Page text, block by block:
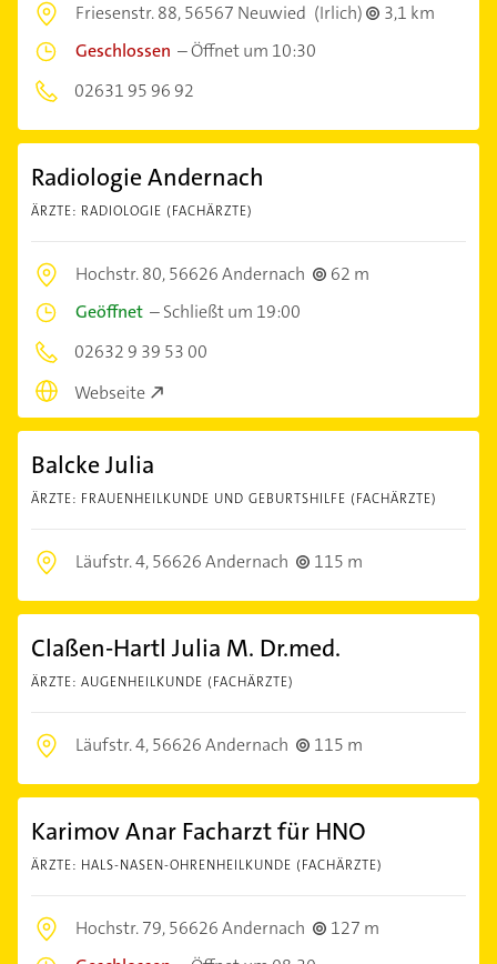
Friesenstr. 88,56567 Neuwied (Irlich)
3,1 km
Geschlossen –Öffnet um 10:30
02631 95 96 92
Radiologie Andernach
ÄRZTE: RADIOLOGIE (FACHÄRZTE)
Hochstr. 80,56626 Andernach
62 m
Geöffnet –Schließt um 19:00
02632 9 39 53 00
Webseite
Balcke Julia
ÄRZTE: FRAUENHEILKUNDE UND GEBURTSHILFE (FACHÄRZTE)
Läufstr. 4,56626 Andernach 115 m
Claßen-Hartl Julia M. Dr.med.
ÄRZTE: AUGENHEILKUNDE (FACHÄRZTE)
Läufstr. 4,56626 Andernach 115 m
Karimov Anar Facharzt für HNO
ÄRZTE: HALS-NASEN-OHRENHEILKUNDE (FACHÄRZTE)
Hochstr. 79,56626 Andernach
127 m